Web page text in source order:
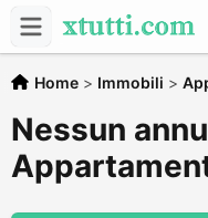
Home > Immobili >
Nessun